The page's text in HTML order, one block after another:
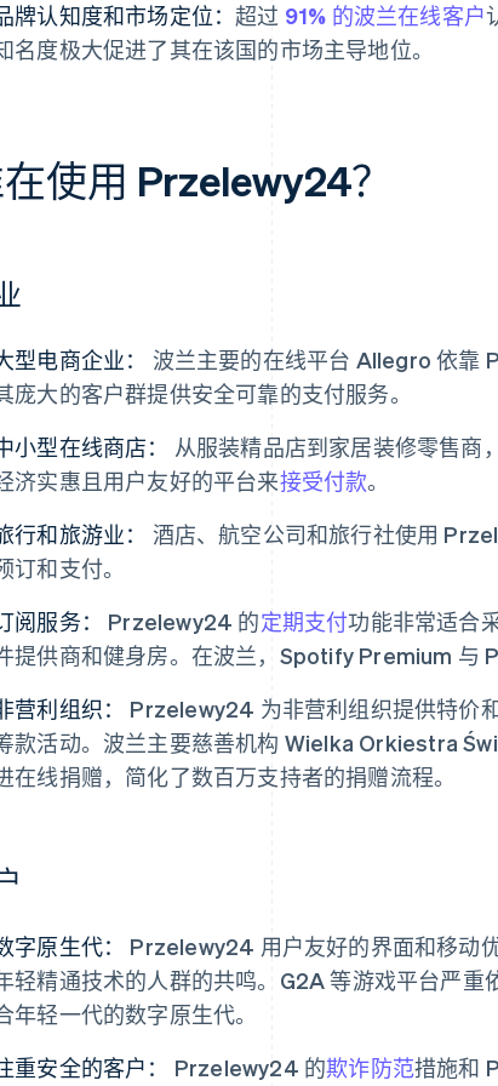
牌认知度和市场定位： 超过 91% 的波兰在线客户
名度极大促进了其在该国的市场主导地位。
使用 Przelewy24？
型电商企业：
波兰主要的在线平台 Allegro 依靠
庞大的客户群提供安全可靠的支付服务。
小型在线商店：
从服装精品店到家居装修零售商
济实惠且用户友好的平台来接受付款。
行和旅游业：
酒店、航空公司和旅行社使用
订和支付。
阅服务：
Przelewy24 的定期支付功能非常适合
提供商和健身房。在波兰，Spotify Premium 与
营利组织：
Przelewy24 为非营利组织提供特价
款活动。波兰主要慈善机构 Wielka Orkiestra
在线捐赠，简化了数百万支持者的捐赠流程。
字原生代：
Przelewy24 用户友好的界面和移动
轻精通技术的人群的共鸣。G2A 等游戏平台严
年轻一代的数字原生代。
重安全的客户：
Przelewy24 的欺诈防范措施和